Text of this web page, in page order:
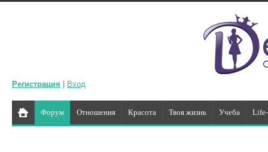
Регистрация Вход
Форум Отношения Красота Твоя жизнь Учеба